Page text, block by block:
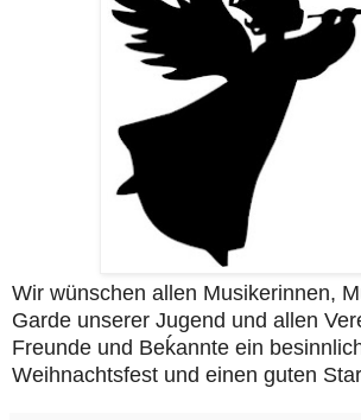
Wir wünschen allen Musikerinnen,
Garde unserer Jugend und allen
Freunde und Beḱannte ein
Weihnachtsfest und einen guten